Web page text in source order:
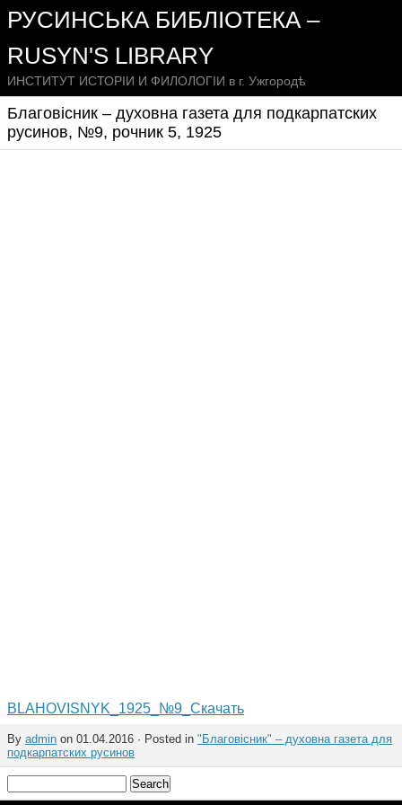
РУСИНСЬКА БИБЛІОТЕКА –
RUSYN'S LIBRARY
ИНСТИТУТ ИСТОРІИ И ФИЛОЛОГІИ в г. Ужгородѣ
Благовісник – духовна газета для подкарпатских
русинов, №9, рочник 5, 1925
BLAHOVISNYK_1925_№9_ Скачать
By admin on 01.04.2016 · Posted in "Благовісник" – духовна газета для
подкарпатских русинов